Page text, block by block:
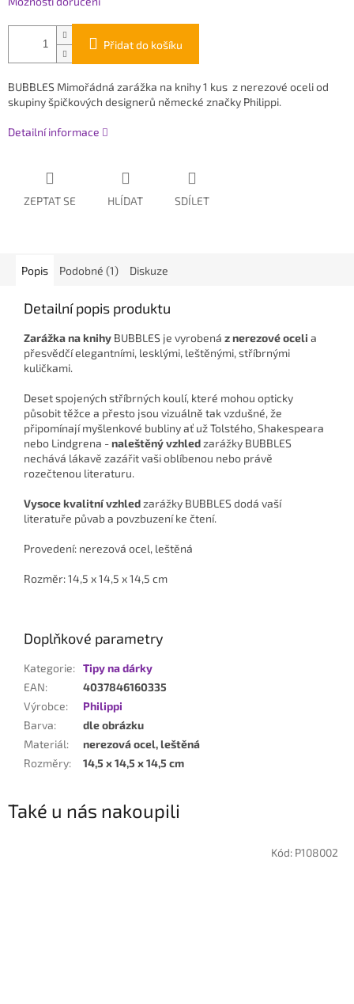
Přidat do košíku
BUBBLES Mimořádná zarážka na knihy 1 kus z nerezové oceli od
skupiny špičkových designerů německé značky Philippi.
Detailní informace
ZEPTAT SE HLÍDAT SDÍLET
Popis Podobné (1) Diskuze
Detailní popis produktu
Zarážka na knihy BUBBLES je vyrobená z nerezové oceli a
přesvědčí elegantními, lesklými, leštěnými, stříbrnými
kuličkami.
Deset spojených stříbrných koulí, které mohou opticky
působit těžce a přesto jsou vizuálně tak vzdušné, že
připomínají myšlenkové bubliny ať už Tolstého, Shakespeara
nebo Lindgrena -naleštěný vzhledzarážky BUBBLES
nechává lákavě zazářit vaši oblíbenou nebo právě
rozečtenou literaturu.
Vysoce kvalitní vzhledzarážky BUBBLES dodá vaší
literatuře půvab a povzbuzení ke čtení.
Provedení: nerezová ocel, leštěná
Rozměr: 14,5 x 14,5 x 14,5 cm
Doplňkové parametry
Kategorie: Tipy na dárky
EAN:
4037846160335
Výrobce:
Philippi
Barva:
dle obrázku
Materiál:
nerezová ocel, leštěná
Rozměry: 14,5 x 14,5 x 14,5 cm
Také u nás nakoupili
Kód: P108002